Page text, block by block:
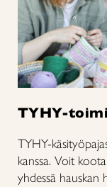
TYHY-
TYHY-
kanssa. Voit
yhdessä hauskan